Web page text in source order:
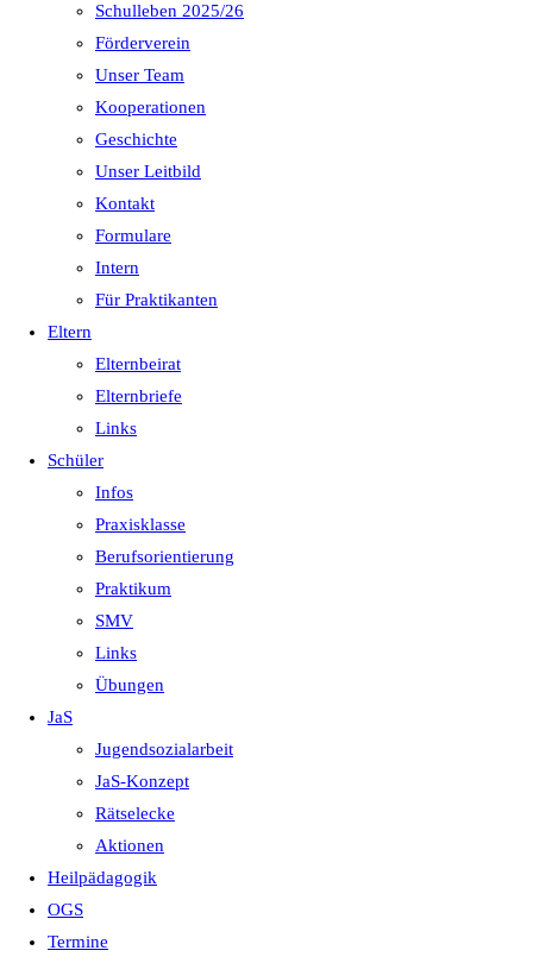
search
Schulleben 2025/26
Förderverein
Unser Team
Kooperationen
Geschichte
Unser Leitbild
Kontakt
Formulare
Intern
Für Praktikanten
Eltern
Elternbeirat
Elternbriefe
Links
Schüler
Infos
Praxisklasse
Berufsorientierung
Praktikum
SMV
Links
Übungen
JaS
Jugendsozialarbeit
JaS-Konzept
Rätselecke
Aktionen
Heilpädagogik
OGS
Termine